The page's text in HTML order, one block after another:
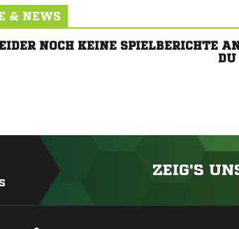
& NEWS
NOCH KEINE SPIELBERICHTE
DU
ZEIG'S